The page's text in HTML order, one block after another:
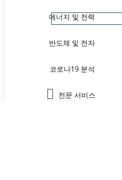
에너지 및 전력
반도체 및 전자
코로나19 분석
전문 서비스